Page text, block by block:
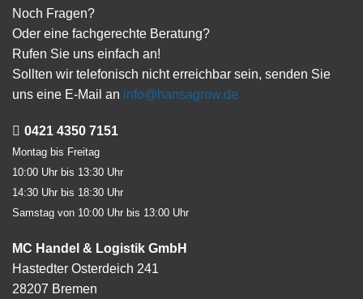
Noch Fragen?
Oder eine fachgerechte Beratung?
Rufen Sie uns einfach an!
Sollten wir telefonisch nicht erreichbar sein, senden Sie
uns eine E-Mail an info@hansagrow.de
0421 4350 7151
Montag bis Freitag
10:00 Uhr bis 13:30 Uhr
14:30 Uhr bis 18:30 Uhr
Samstag von 10:00 Uhr bis 13:00 Uhr
MC Handel & Logistik GmbH
Hastedter Osterdeich 241
28207 Bremen